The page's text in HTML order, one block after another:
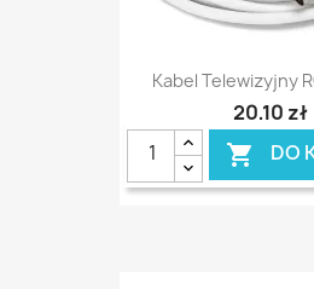
Kabel Telewizyjny
20,10 zł
 DO